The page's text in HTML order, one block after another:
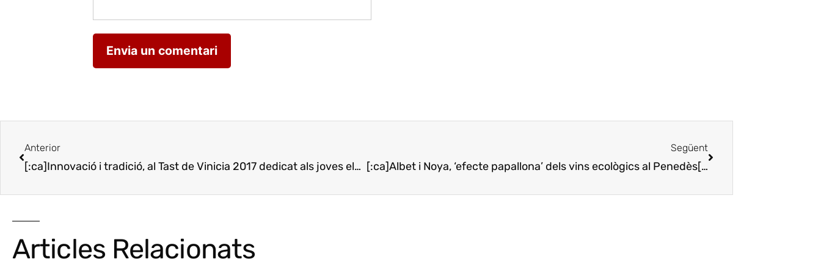
Anterior
[:ca]Innovació i tradició, al Tast de Vinicia 2017 dedicat als joves elaboradors[:es]Innovación y tradición, en la Cata de Vinicia 2017 dedicada a los jóvenes elaboradores[:]
Següent
[:ca]Albet i Noya, ‘efecte papallona’ dels vins ecològics al Penedès[:es]Albet i Noya, ‘efecto mariposa’ de los vinos ecológicos en el Penedès[:]
Articles Relacionats